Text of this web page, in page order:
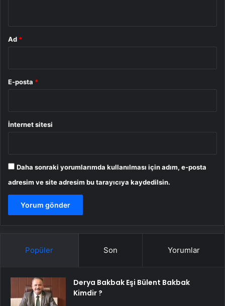
Ad *
E-posta *
İnternet sitesi
Daha sonraki yorumlarımda kullanılması için adım, e-posta
adresim ve site adresim bu tarayıcıya kaydedilsin.
Popüler Son Yorumlar
Derya Bakbak Eşi Bülent Bakbak
Kimdir ?